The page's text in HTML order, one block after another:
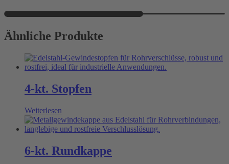
Ähnliche Produkte
4-kt. Stopfen
Weiterlesen
6-kt. Rundkappe